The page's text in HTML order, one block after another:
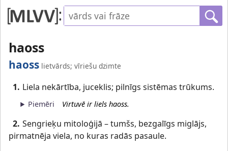
haoss
haoss lietvārds; vīriešu dzimte
1. Liela nekārtība, juceklis; pilnīgs sistēmas trūkums.
Piemēri Virtuvē ir liels haoss.
2. Sengrieķu mitoloģijā – tumšs, bezgalīgs miglājs,
pirmatnēja viela, no kuras radās pasaule.